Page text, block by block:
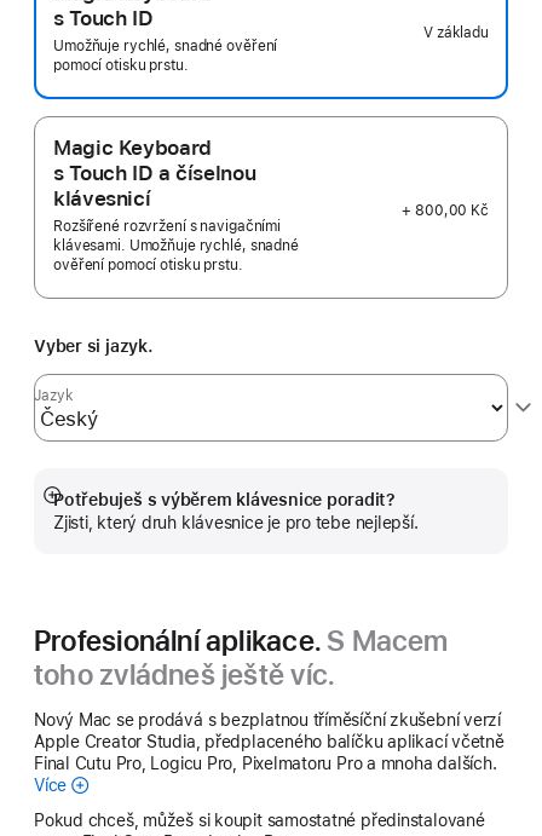
s Touch ID
Umožňuje rychlé, snadné ověření
pomocí otisku prstu.
V základu
Magic Keyboard
s Touch ID a číselnou
klávesnicí
Rozšířené rozvržení s navigačními
klávesami. Umožňuje rychlé, snadné
ověření pomocí otisku prstu.
+ 800,00 Kč
Vyber si jazyk.
Jazyk
Potřebuješ s výběrem klávesnice poradit?
Zjisti, který druh klávesnice je pro tebe nejlepší.
Zobrazit
více
Profesionální aplikace. S Macem
toho zvládneš ještě víc.
Nový Mac se prodává s bezplatnou tříměsíční zkušební verzí
Apple Creator Studia, předplaceného balíčku aplikací včetně
Final Cutu Pro, Logicu Pro, Pixelmatoru Pro a mnoha dalších.
Více Apple
Studio
Pokud chceš, můžeš si koupit samostatné předinstalované